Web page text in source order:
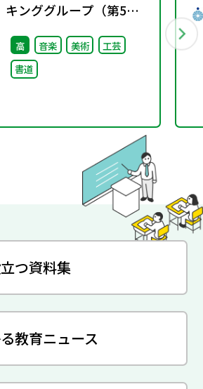
キンググループ（第5
回）配付資料
高 音楽 美術
工芸
書道
つ資料集
教育ニュース